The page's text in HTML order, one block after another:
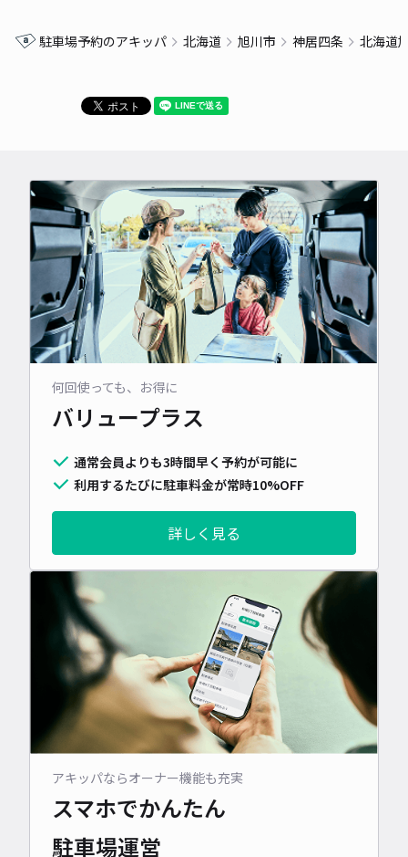
駐車場予約のアキッパ 北海道 旭川市 神居四条 北海道
何回使っても、お得に
バリュープラス
通常会員よりも3時間早く予約が可能に
利用するたびに駐車料金が常時10%OFF
詳しく見る
アキッパならオーナー機能も充実
スマホでかんたん
駐車場運営